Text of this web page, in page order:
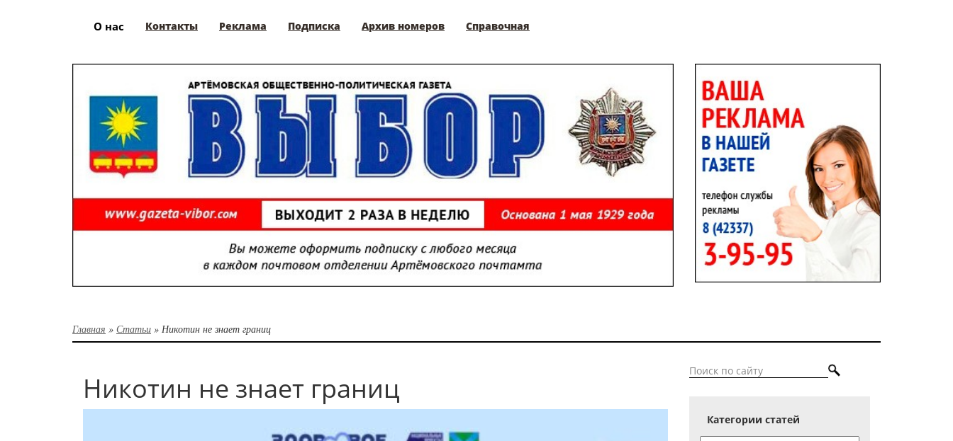
О нас Контакты Реклама Подписка Архив номеров Справочная
Главная » Статьи » Никотин не знает границ
Никотин не знает границ
Категории статей